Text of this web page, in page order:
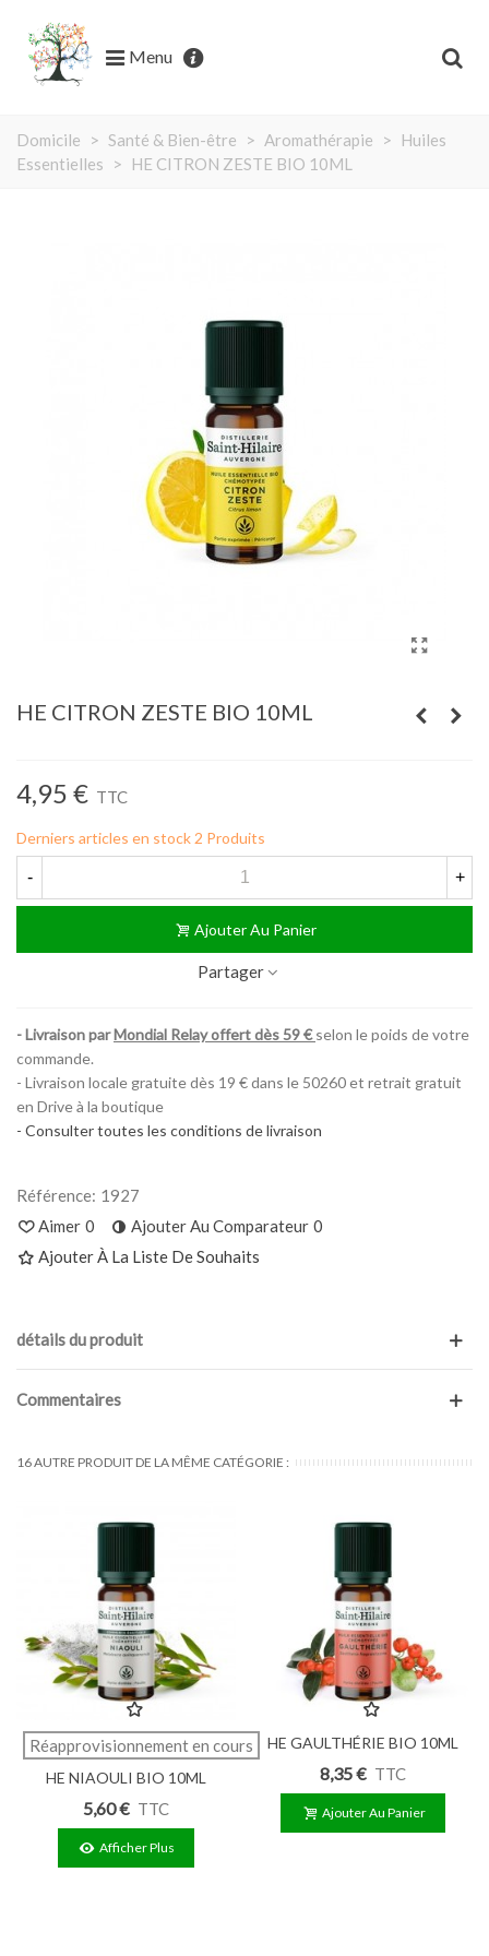
Menu
Domicile > Santé & Bien-être > Aromathérapie >
Huiles
Essentielles
> HE CITRON ZESTE BIO 10ML
HE CITRON ZESTE BIO 10ML
4,95 € TTC
Derniers articles en stock 2 Produits
- +
Ajouter Au Panier
Partager
- Livraison par Mondial Relay offert dès 59 € selon le poids de votre
commande.
- Livraison locale gratuite dès 19 € dans le 50260 et retrait gratuit
en Drive à la boutique
- Consulter toutes les conditions de livraison
Référence: 1927
Aimer 0 Ajouter Au Comparateur 0
Ajouter À La Liste De Souhaits
détails du produit
Commentaires
16 AUTRE PRODUIT DE LA MÊME CATÉGORIE :
Réapprovisionnement en cours
HE NIAOULI BIO 10ML
5,60 € TTC
Afficher Plus
HE GAULTHÉRIE BIO 10ML
8,35 € TTC
Ajouter Au Panier